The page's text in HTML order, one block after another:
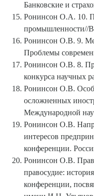
Банковские и
Ронинсон О.А. 10.
промышленности//
Ронинсон О.В. 9.
Проблемы
Ронинсон О.В. 8.
конкурса научных
Ронинсон О.В.
осложненных
Международной
Ронинсон О.В.
интересов
конференции.
Ронинсон О.В.
правосудие:
конференции,